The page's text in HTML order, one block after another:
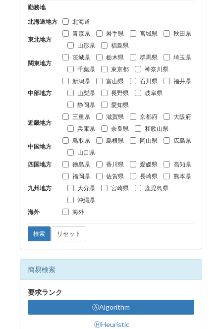
勤務地
北海道地方
北海道
東北地方
青森県 岩手県 宮城県
秋田県
山形県
福島県
関東地方
茨城県 栃木県 群馬県
埼玉県
千葉県
東京都 神奈川県
中部地方
新潟県 富山県 石川県
福井県
山梨県
長野県
岐阜県
静岡県
愛知県
近畿地方
三重県 滋賀県 京都府
大阪府
兵庫県
奈良県 和歌山県
中国地方
鳥取県 島根県 岡山県
広島県
山口県
四国地方
徳島県 香川県 愛媛県 高知県
九州地方
福岡県 佐賀県 長崎県
熊本県
大分県
宮崎県
鹿児島県
沖縄県
海外
海外
検索 リセット
簡易検索
要求ランク
ⒶAlgorithm
ⒽHeuristic